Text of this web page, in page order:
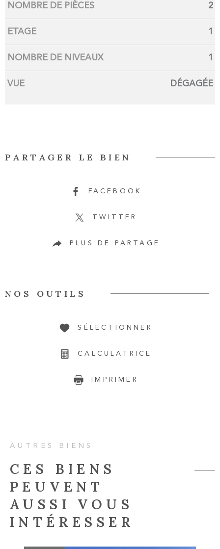
NOMBRE DE PIÈCES 2
ETAGE 1
NOMBRE DE NIVEAUX 1
VUE DÉGAGÉE
PARTAGER LE BIEN
FACEBOOK
TWITTER
PLUS DE PARTAGE
NOS OUTILS
SÉLECTIONNER
CALCULATRICE
IMPRIMER
AUTRES BIENS
CES BIENS
PEUVENT
AUSSI VOUS
INTÉRESSER